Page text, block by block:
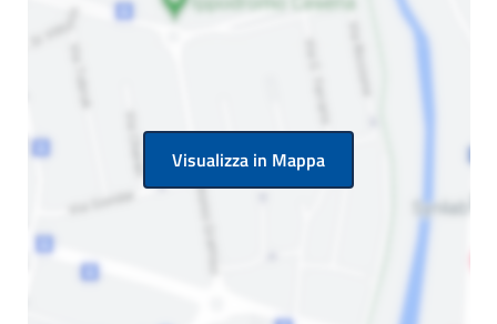
Visualizza in Mappa